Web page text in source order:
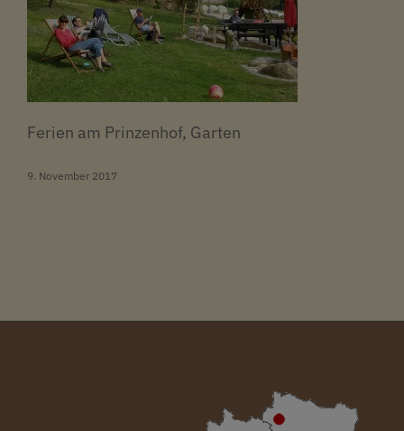
Ferien am Prinzenhof, Garten
9. November 2017